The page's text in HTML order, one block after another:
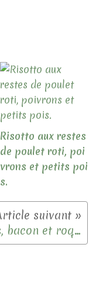
Risotto aux restes
de poulet roti, poi
vrons et petits poi
s.
Salade d'endives, bacon et roquefort pour fêter le printemps.